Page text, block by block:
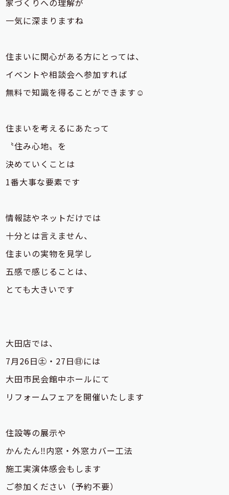
一気に深まりますね
住まいに関心がある方にとっては、
イベントや相談会へ参加すれば
無料で知識を得ることができます☺
住まいを考えるにあたって
〝住み心地〟を
決めていくことは
1番大事な要素です
情報誌やネットだけでは
十分とは言えません、
住まいの実物を見学し
五感で感じることは、
とても大きいです
大田店では、
7月26日㊏・27日㊐には
大田市民会館中ホールにて
リフォームフェアを開催いたします
住設等の展示や
かんたん‼内窓・外窓カバー工法
施工実演体感会もします
ご参加ください（予約不要）